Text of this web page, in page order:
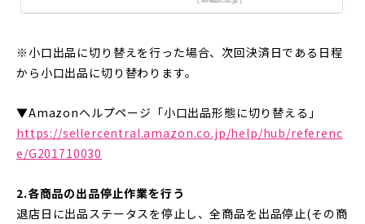
※小口出品に切り替えを行った場合、次回決済日である日程
から小口出品に切り替わります。
▼Amazonヘルプページ「小口出品形態に切り替える」
https://sellercentral.amazon.co.jp/help/hub/referenc
e/G201710030
2.各商品の出品停止作業を行う
退店日に出品ステータスを停止し、全商品を出品停止(その商